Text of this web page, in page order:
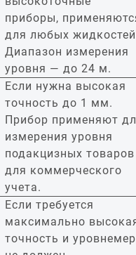
приборы,
для любых
Диапазон измерения
уровня — до 24 м.
Если нужна высокая
точность до 1 мм.
Прибор применяют
измерения уровня
подакцизных
для коммерческого
учета.
Если требуется
максимально
точность и уровнемер